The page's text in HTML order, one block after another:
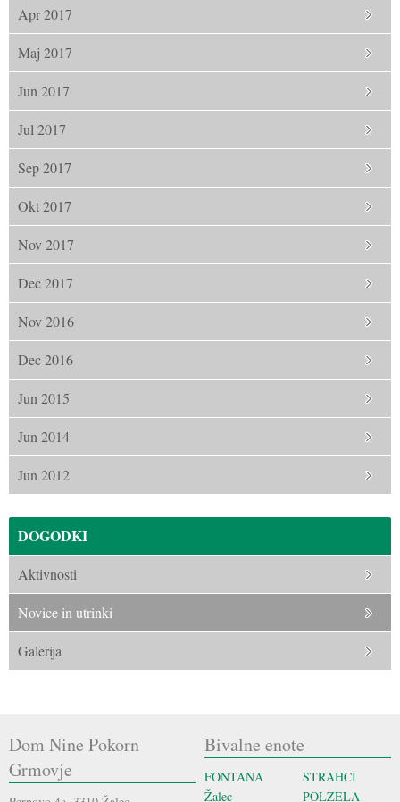
Apr 2017
Maj 2017
Jun 2017
Jul 2017
Sep 2017
Okt 2017
Nov 2017
Dec 2017
Nov 2016
Dec 2016
Jun 2015
Jun 2014
Jun 2012
DOGODKI
Aktivnosti
Novice in utrinki
Galerija
Dom Nine Pokorn
Grmovje
Bivalne enote
FONTANA
Žalec
STRAHCI
POLZELA